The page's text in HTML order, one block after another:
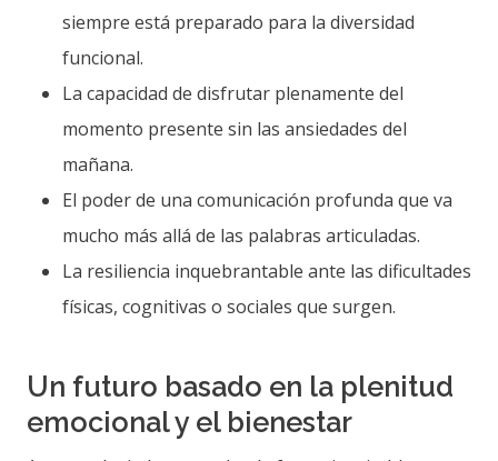
siempre está preparado para la diversidad
funcional.
La capacidad de disfrutar plenamente del
momento presente sin las ansiedades del
mañana.
El poder de una comunicación profunda que va
mucho más allá de las palabras articuladas.
La resiliencia inquebrantable ante las dificultades
físicas, cognitivas o sociales que surgen.
Un futuro basado en la plenitud
emocional y el bienestar